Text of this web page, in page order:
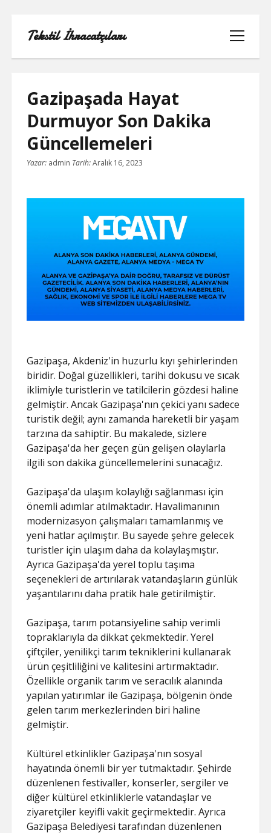
Tekstil İhracatçıları
menüyü
aç
1000 LINKEDIN TAKIPÇI HILESI
INSTAGRAM GIZLI HESAP GÖRME
LISTE
SAYFA LISTESI
Gazipaşada Hayat
Durmuyor Son Dakika
Güncellemeleri
Yazar: admin Tarih:Aralık 16, 2023
Gazipaşa, Akdeniz'in huzurlu kıyı şehirlerinden
biridir. Doğal güzellikleri, tarihi dokusu ve sıcak
iklimiyle turistlerin ve tatilcilerin gözdesi haline
gelmiştir. Ancak Gazipaşa'nın çekici yanı sadece
turistik değil; aynı zamanda hareketli bir yaşam
tarzına da sahiptir. Bu makalede, sizlere
Gazipaşa'da her geçen gün gelişen olaylarla
ilgili son dakika güncellemelerini sunacağız.
Gazipaşa'da ulaşım kolaylığı sağlanması için
önemli adımlar atılmaktadır. Havalimanının
modernizasyon çalışmaları tamamlanmış ve
yeni hatlar açılmıştır. Bu sayede şehre gelecek
turistler için ulaşım daha da kolaylaşmıştır.
Ayrıca Gazipaşa'da yerel toplu taşıma
seçenekleri de artırılarak vatandaşların günlük
yaşantılarını daha pratik hale getirilmiştir.
Gazipaşa, tarım potansiyeline sahip verimli
topraklarıyla da dikkat çekmektedir. Yerel
çiftçiler, yenilikçi tarım tekniklerini kullanarak
ürün çeşitliliğini ve kalitesini artırmaktadır.
Özellikle organik tarım ve seracılık alanında
yapılan yatırımlar ile Gazipaşa, bölgenin önde
gelen tarım merkezlerinden biri haline
gelmiştir.
Kültürel etkinlikler Gazipaşa'nın sosyal
hayatında önemli bir yer tutmaktadır. Şehirde
düzenlenen festivaller, konserler, sergiler ve
diğer kültürel etkinliklerle vatandaşlar ve
ziyaretçiler keyifli vakit geçirmektedir. Ayrıca
Gazipaşa Belediyesi tarafından düzenlenen